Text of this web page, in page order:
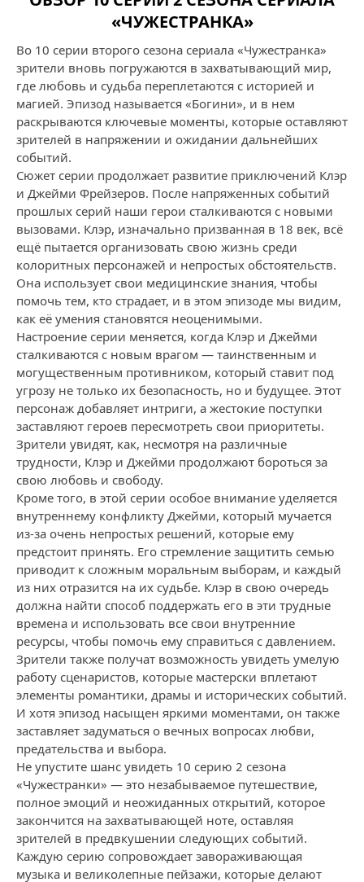
«ЧУЖЕСТРАНКА»
Во 10 серии второго сезона сериала «Чужестранка»
зрители вновь погружаются в захватывающий мир,
где любовь и судьба переплетаются с историей и
магией. Эпизод называется «Богини», и в нем
раскрываются ключевые моменты, которые оставляют
зрителей в напряжении и ожидании дальнейших
событий.
Сюжет серии продолжает развитие приключений Клэр
и Джейми Фрейзеров. После напряженных событий
прошлых серий наши герои сталкиваются с новыми
вызовами. Клэр, изначально призванная в 18 век, всё
ещё пытается организовать свою жизнь среди
колоритных персонажей и непростых обстоятельств.
Она использует свои медицинские знания, чтобы
помочь тем, кто страдает, и в этом эпизоде мы видим,
как её умения становятся неоценимыми.
Настроение серии меняется, когда Клэр и Джейми
сталкиваются с новым врагом — таинственным и
могущественным противником, который ставит под
угрозу не только их безопасность, но и будущее. Этот
персонаж добавляет интриги, а жестокие поступки
заставляют героев пересмотреть свои приоритеты.
Зрители увидят, как, несмотря на различные
трудности, Клэр и Джейми продолжают бороться за
свою любовь и свободу.
Кроме того, в этой серии особое внимание уделяется
внутреннему конфликту Джейми, который мучается
из-за очень непростых решений, которые ему
предстоит принять. Его стремление защитить семью
приводит к сложным моральным выборам, и каждый
из них отразится на их судьбе. Клэр в свою очередь
должна найти способ поддержать его в эти трудные
времена и использовать все свои внутренние
ресурсы, чтобы помочь ему справиться с давлением.
Зрители также получат возможность увидеть умелую
работу сценаристов, которые мастерски вплетают
элементы романтики, драмы и исторических событий.
И хотя эпизод насыщен яркими моментами, он также
заставляет задуматься о вечных вопросах любви,
предательства и выбора.
Не упустите шанс увидеть 10 серию 2 сезона
«Чужестранки» — это незабываемое путешествие,
полное эмоций и неожиданных открытий, которое
закончится на захватывающей ноте, оставляя
зрителей в предвкушении следующих событий.
Каждую серию сопровождает завораживающая
музыка и великолепные пейзажи, которые делают